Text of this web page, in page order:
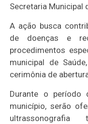
Secretaria Municipal
A ação busca
de doenças e
procedimentos
municipal de
cerimônia de
Durante o período
município, serão
ultrassonografia